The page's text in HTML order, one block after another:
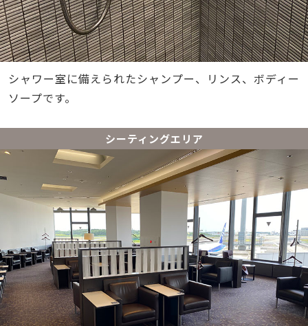
シャワー室に備えられたシャンプー、リンス、ボディー
ソープです。
シーティングエリア